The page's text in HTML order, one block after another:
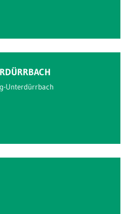
Unterdürrbach